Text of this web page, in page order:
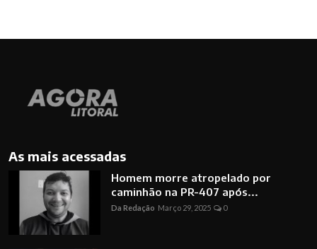
As mais acessadas
Homem morre atropelado por
caminhão na PR-407 após...
Da Redação Março 29, 2025 0